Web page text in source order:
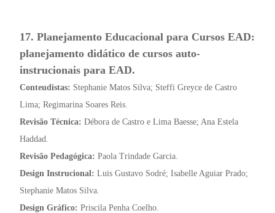
17. Planejamento Educacional para Cursos EAD:
planejamento didático de cursos auto-
instrucionais para EAD.
Conteudistas: Stephanie Matos Silva; Steffi Greyce de Castro
Lima; Regimarina Soares Reis.
Revisão Técnica: Débora de Castro e Lima Baesse; Ana Estela
Haddad.
Revisão Pedagógica: Paola Trindade Garcia.
Design Instrucional: Luis Gustavo Sodré; Isabelle Aguiar Prado;
Stephanie Matos Silva.
Design Gráfico: Priscila Penha Coelho.